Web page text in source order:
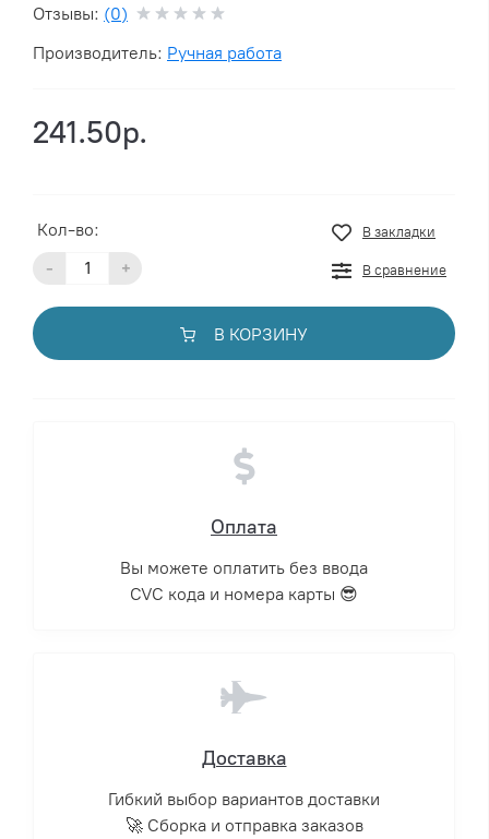
Отзывы: (0)
Производитель: Ручная работа
241.50р.
Кол-во:
- +
В закладки
В сравнение
В КОРЗИНУ
Оплата
Вы можете оплатить без ввода
CVC кода и номера карты 😎
Доставка
Гибкий выбор вариантов доставки
🚀 Сборка и отправка заказов